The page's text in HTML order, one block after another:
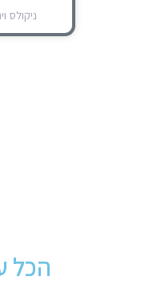
ניקולס
הכל